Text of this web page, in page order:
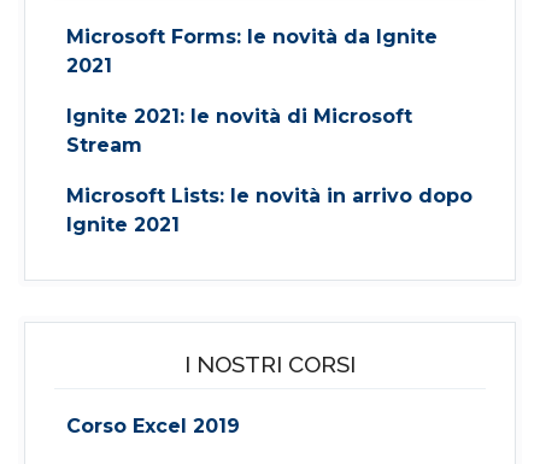
Microsoft Forms: le novità da Ignite
2021
Ignite 2021: le novità di Microsoft
Stream
Microsoft Lists: le novità in arrivo dopo
Ignite 2021
I NOSTRI CORSI
Corso Excel 2019